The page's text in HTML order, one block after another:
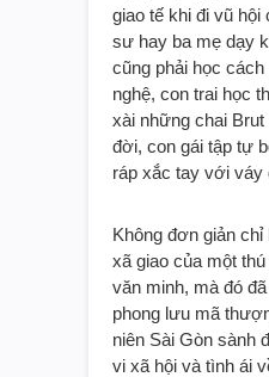
giao tế khi đi vũ
sư hay ba mẹ dạy
cũng phải học
nghệ, con trai học
xài những chai
đời, con gái tập tự
ráp xắc tay với váy
Không đơn giản chỉ
xã giao của một
văn minh, mà đó
phong lưu mã
niên Sài Gòn sành
vi xã hội và tình ái